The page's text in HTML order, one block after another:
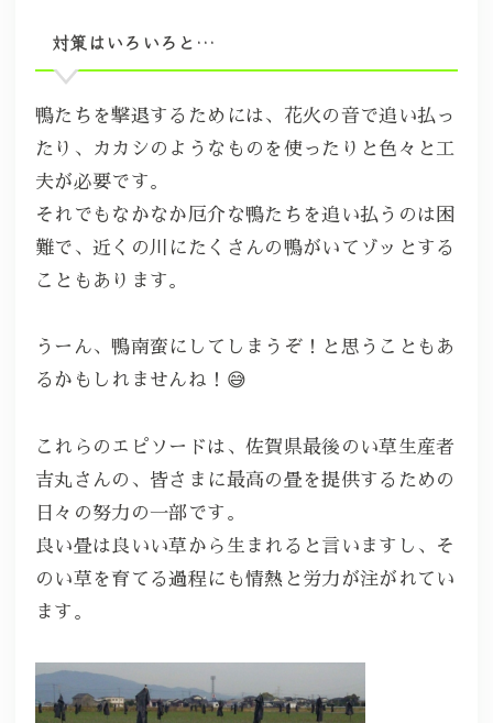
対策はいろいろと…
鴨たちを撃退するためには、花火の音で追い払っ
たり、カカシのようなものを使ったりと色々と工
夫が必要です。
それでもなかなか厄介な鴨たちを追い払うのは困
難で、近くの川にたくさんの鴨がいてゾッとする
こともあります。
うーん、鴨南蛮にしてしまうぞ！と思うこともあ
るかもしれませんね！😅
これらのエピソードは、佐賀県最後のい草生産者
吉丸さんの、皆さまに最高の畳を提供するための
日々の努力の一部です。
良い畳は良いい草から生まれると言いますし、そ
のい草を育てる過程にも情熱と労力が注がれてい
ます。